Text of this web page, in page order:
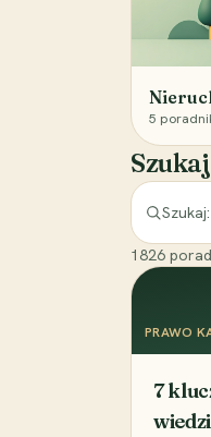
5
1826
PRAWO
7